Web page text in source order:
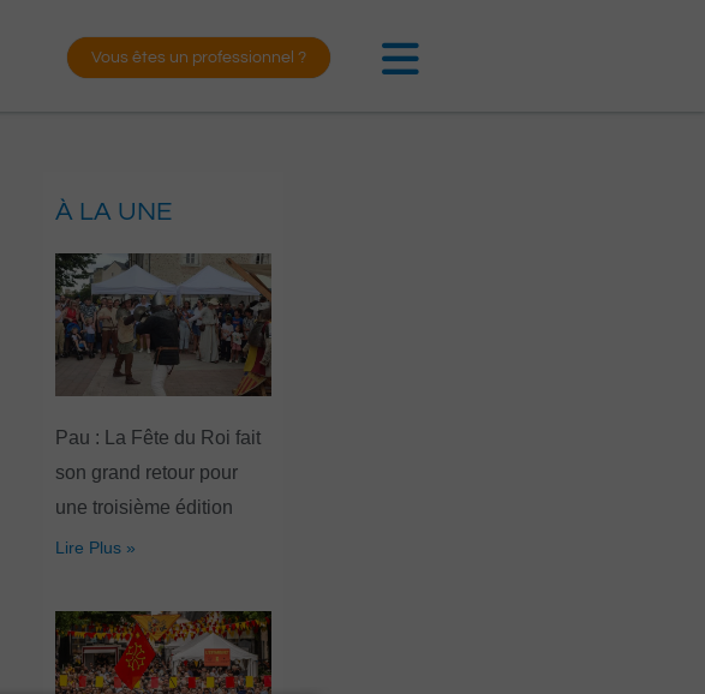
Vous êtes un professionnel ?
À LA UNE
Pau : La Fête du Roi fait
son grand retour pour
une troisième édition
Lire Plus »